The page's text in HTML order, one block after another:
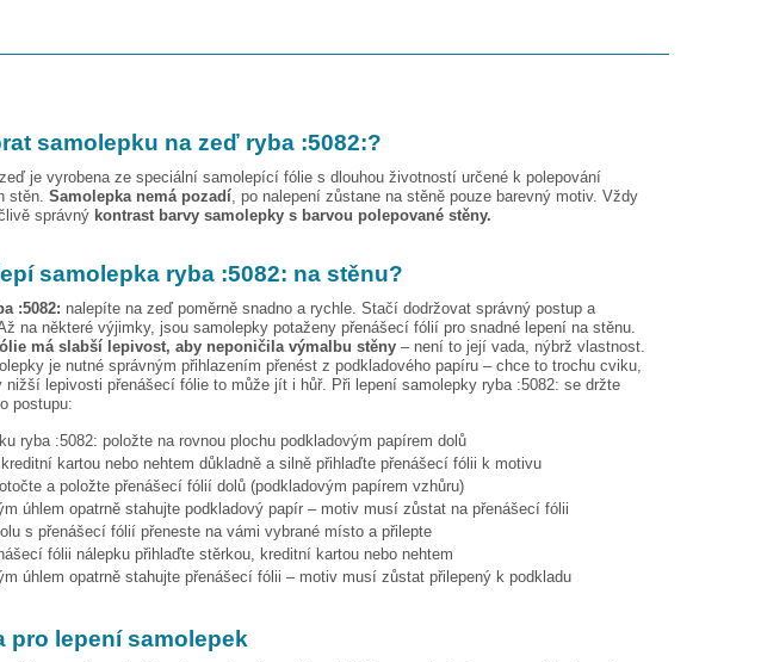
samolepku na zeď ryba :5082:?
je vyrobena ze speciální samolepící fólie s dlouhou životností určené k polepování
stěn. Samolepka nemá pozadí , po nalepení zůstane na stěně pouze barevný motiv. Vždy
správný kontrast barvy samolepky s barvou polepované stěny.
samolepka ryba :5082: na stěnu?
:5082: nalepíte na zeď poměrně snadno a rychle. Stačí dodržovat správný postup a
na některé výjimky, jsou samolepky potaženy přenášecí fólií pro snadné lepení na stěnu.
má slabší lepivost, aby neponičila výmalbu stěny – není to její vada, nýbrž vlastnost.
je nutné správným přihlazením přenést z podkladového papíru – chce to trochu cviku,
nižší lepivosti přenášecí fólie to může jít i hůř. Při lepení samolepky ryba :5082: se držte
postupu:
ryba :5082: položte na rovnou plochu podkladovým papírem dolů
kartou nebo nehtem důkladně a silně přihlaďte přenášecí fólii k motivu
a položte přenášecí fólií dolů (podkladovým papírem vzhůru)
úhlem opatrně stahujte podkladový papír – motiv musí zůstat na přenášecí fólii
s přenášecí fólií přeneste na vámi vybrané místo a přilepte
fólii nálepku přihlaďte stěrkou, kreditní kartou nebo nehtem
úhlem opatrně stahujte přenášecí fólii – motiv musí zůstat přilepený k podkladu
pro lepení samolepek